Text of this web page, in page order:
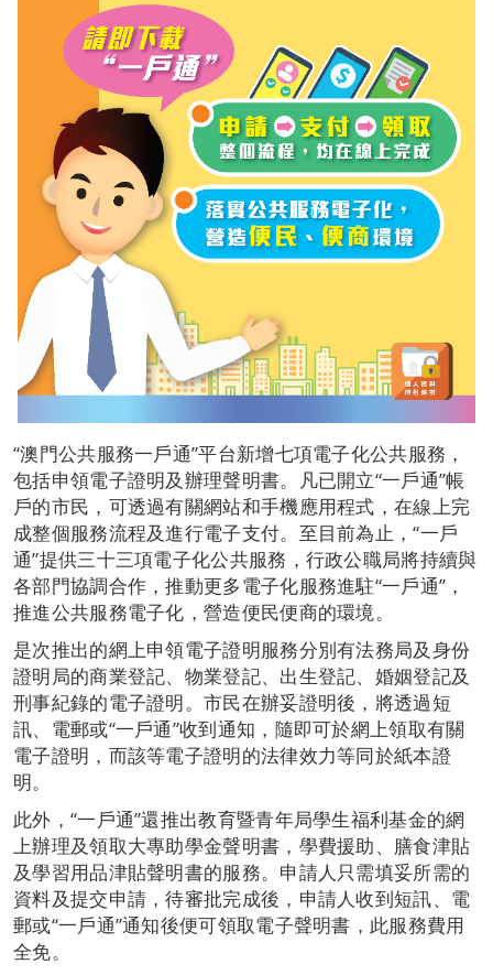
“澳門公共服務一戶通”平台新增七項電子化公共服務，
包括申領電子證明及辦理聲明書。凡已開立“一戶通”帳
戶的市民，可透過有關網站和手機應用程式，在線上完
成整個服務流程及進行電子支付。至目前為止，“一戶
通”提供三十三項電子化公共服務，行政公職局將持續與
各部門協調合作，推動更多電子化服務進駐“一戶通”，
推進公共服務電子化，營造便民便商的環境。
是次推出的網上申領電子證明服務分別有法務局及身份
證明局的商業登記、物業登記、出生登記、婚姻登記及
刑事紀錄的電子證明。市民在辦妥證明後，將透過短
訊、電郵或“一戶通”收到通知，隨即可於網上領取有關
電子證明，而該等電子證明的法律效力等同於紙本證
明。
此外，“一戶通”還推出教育暨青年局學生福利基金的網
上辦理及領取大專助學金聲明書，學費援助、膳食津貼
及學習用品津貼聲明書的服務。申請人只需填妥所需的
資料及提交申請，待審批完成後，申請人收到短訊、電
郵或“一戶通”通知後便可領取電子聲明書，此服務費用
全免。